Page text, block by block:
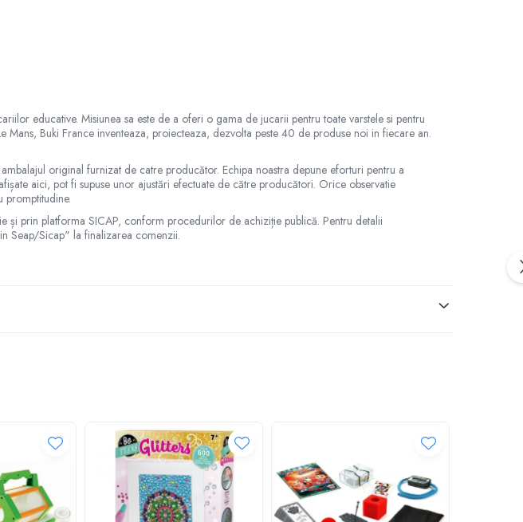
educative. Misiunea sa este de a oferi o gama de jucarii pentru toate varstele si pentru
Mans, Buki France inventeaza, proiecteaza, dezvolta peste 40 de produse noi in fiecare an.
original furnizat de catre producător. Echipa noastra depune eforturi pentru a
aici, pot fi supuse unor ajustări efectuate de către producători. Orice observatie
și prin platforma SICAP, conform procedurilor de achiziție publică. Pentru detalii
Seap/Sicap" la finalizarea comenzii.